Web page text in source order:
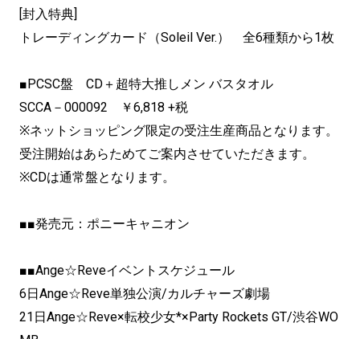
[封入特典]
トレーディングカード（Soleil Ver.） 全6種類から1枚
■PCSC盤 CD＋超特大推しメン バスタオル
SCCA－000092 ￥6,818 +税
※ネットショッピング限定の受注生産商品となります。
受注開始はあらためてご案内させていただきます。
※CDは通常盤となります。
■■発売元：ポニーキャニオン
■■Ange☆Reveイベントスケジュール
6日Ange☆Reve単独公演/カルチャーズ劇場
21日Ange☆Reve×転校少女*×Party Rockets GT/渋谷WO